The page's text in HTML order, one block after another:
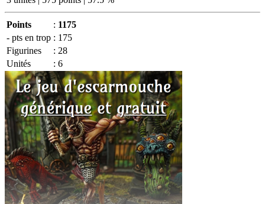
Points : 1175
- pts en trop : 175
Figurines
: 28
Unités
: 6